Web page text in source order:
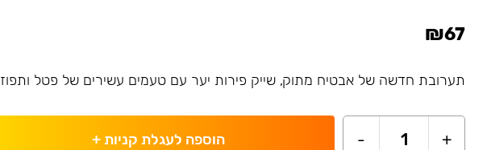
₪67
תערובת חדשה של אבטיח מתוק, שייק פירות יער עם טעמים עשירים של פטל ותפוז
+
1
- הוספה לעגלת קניות+